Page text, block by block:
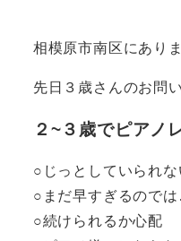
相模原市南区にあり
先日３歳さんのお問
２~３歳でピアノ
○じっとしていられな
○まだ早すぎるので
○続けられるか心配